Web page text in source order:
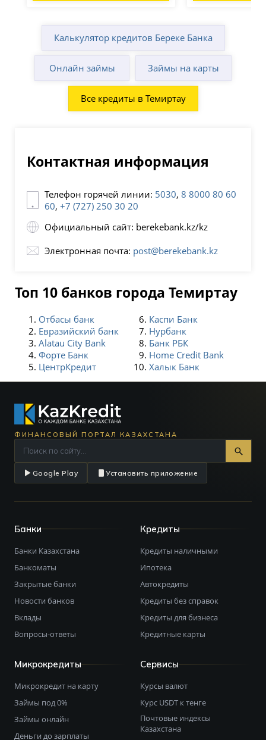
Калькулятор кредитов Береке Банка
Онлайн займы Займы на карты
Все кредиты в Темиртау
Контактная информация
Телефон горячей линии: 5030, 8 8000 80 60
60, +7 (727) 250 30 20
Официальный сайт: berekebank.kz/kz
Электронная почта: post@berekebank.kz
Топ 10 банков города Темиртау
Отбасы банк
Евразийский банк
Alatau City Bank
Форте Банк
ЦентрКредит
Каспи Банк
Нурбанк
Банк РБК
Home Credit Bank
Халык Банк
ФИНАНСОВЫЙ ПОРТАЛ КАЗАХСТАНА
Google Play Установить приложение
Банки
Банки Казахстана
Банкоматы
Закрытые банки
Новости банков
Вклады
Вопросы-ответы
Кредиты
Кредиты наличными
Ипотека
Автокредиты
Кредиты без справок
Кредиты для бизнеса
Кредитные карты
Микрокредиты
Микрокредит на карту
Займы под 0%
Займы онлайн
Деньги до зарплаты
Сервисы
Курсы валют
Курс USDT к тенге
Почтовые индексы
Казахстана